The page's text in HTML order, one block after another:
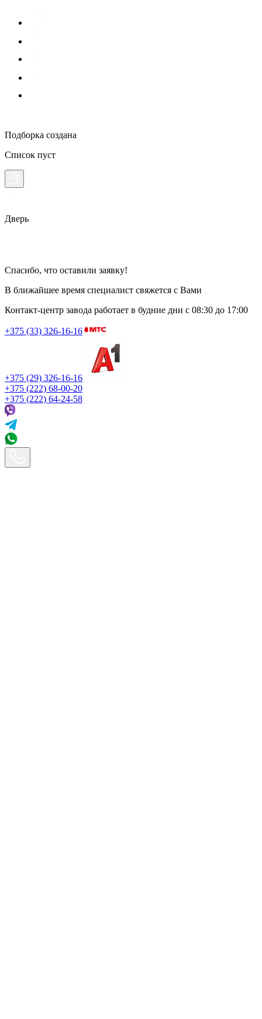
Подборка создана
Список пуст
Дверь
Спасибо, что оставили заявку!
В ближайшее время специалист свяжется с Вами
Контакт-центр завода работает в будние дни с 08:30 до 17:00
+375 (33) 326-16-16
+375 (29) 326-16-16
+375 (222) 68-00-20
+375 (222) 64-24-58